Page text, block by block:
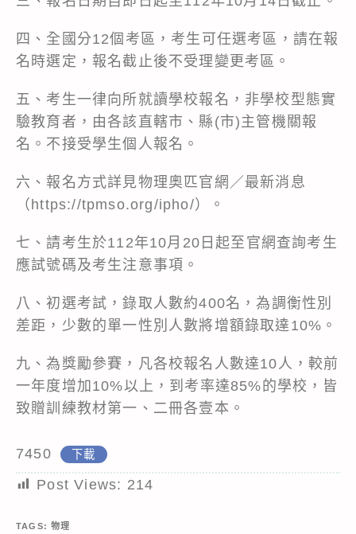
四、全國分12個考區，考生可任選考區，請在報
名時選定，報名截止後不受理變更考區。
五、考生一律向所就讀學校報名，非學校型態實
驗教育者，由各該直轄市、縣(市)主管機關報
名。不接受學生個人報名。
六、報名方式詳見物理奧匹官網／最新消息
（https://tpmso.org/ipho/）。
七、請考生於112年10月20日起至官網查詢考生
應試號碼及考生注意事項。
八、初選考試，錄取人數約400名，為調衡性別
差距，少數的單一性別人數將增額錄取達10%。
九、為獎勵參賽，凡各校報名人數達10人，較前
一年度增加10%以上，到考率達85%的學校，皆
致贈訓練教材第一、二冊各壹本。
7450 下載
Post Views: 214
TAGS:物理